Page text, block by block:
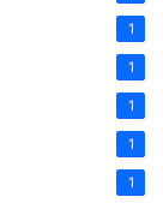
1
1
1
1
1